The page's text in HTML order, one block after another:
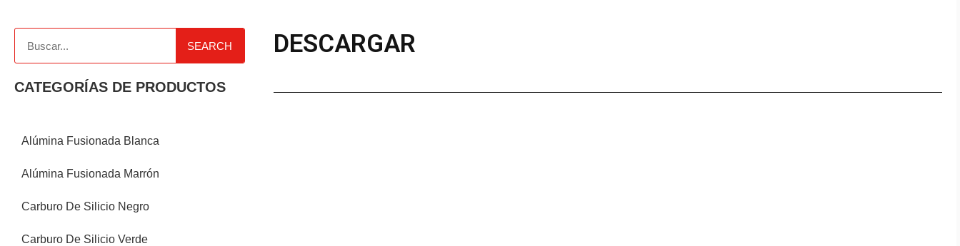
SEARCH
CATEGORÍAS DE PRODUCTOS
Alúmina Fusionada Blanca
Alúmina Fusionada Marrón
Carburo De Silicio Negro
Carburo De Silicio Verde
DESCARGAR